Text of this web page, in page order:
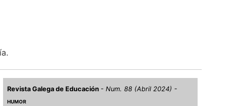
Revista Galega de Educación Num. 88 (Abril 2024)
HUMOR